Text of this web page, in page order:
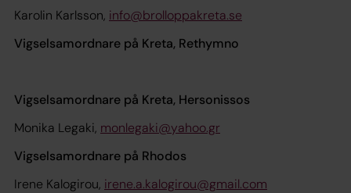
Karolin Karlsson, info@brolloppakreta.se
Vigselsamordnare på Kreta, Rethymno
Vigselsamordnare på Kreta, Hersonissos
Monika Legaki, monlegaki@yahoo.gr
Vigselsamordnare på Rhodos
Irene Kalogirou, irene.a.kalogirou@gmail.com